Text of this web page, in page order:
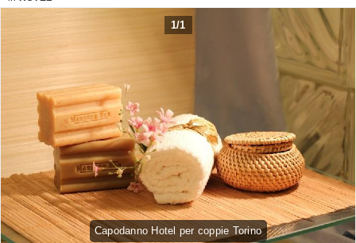
1/1
Capodanno Hotel per coppie Torino